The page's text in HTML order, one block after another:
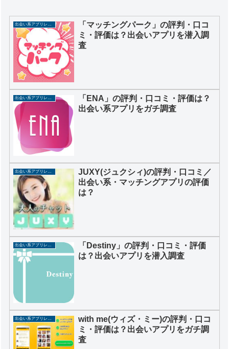
出会い系アプリレビュー
「マッチングパーク」の評判・口コ
ミ・評価は？出会いアプリを潜入調
査
出会い系アプリレビュー
「ENA」の評判・口コミ・評価は？
出会い系アプリをガチ調査
出会い系アプリレビュー
JUXY(ジュクシィ)の評判・口コミ／
出会い系・マッチングアプリの評価
は？
出会い系アプリレビュー
「Destiny」の評判・口コミ・評価
は？出会いアプリを潜入調査
出会い系アプリレビュー
with me(ウィズ・ミー)の評判・口コ
ミ・評価は？出会いアプリをガチ調
査